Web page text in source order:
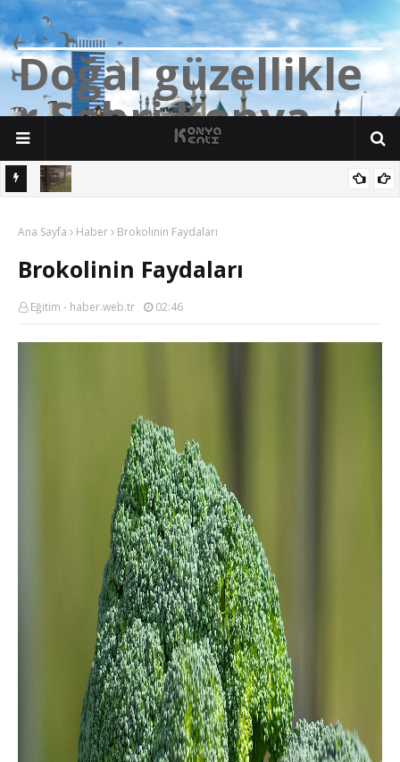
Doğalgüzellikle
rŞehriKonya
Ana Sayfa Haber Brokolinin Faydaları
Brokolinin Faydaları
Eğitim - haber.web.tr 02:46